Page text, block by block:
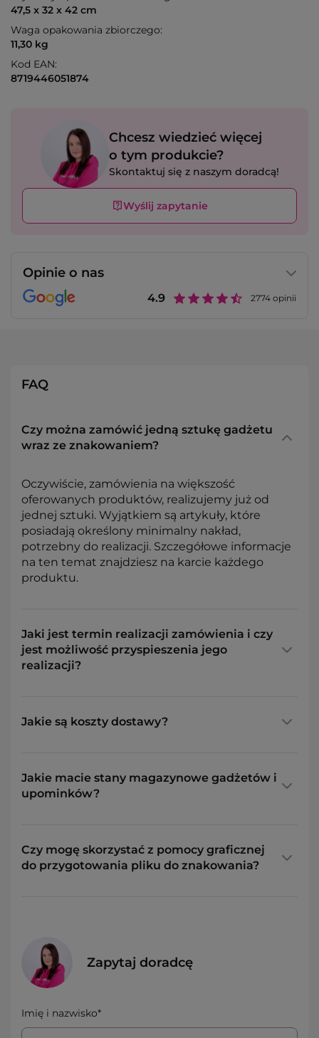
47,5 x 32 x 42 cm
Waga opakowania zbiorczego:
11,30 kg
Kod EAN:
8719446051874
Chcesz wiedzieć więcej
o tym produkcie?
Skontaktuj się z naszym doradcą!
Wyślij zapytanie
Opinie o nas
4.9 2774 opinii
FAQ
Czy można zamówić jedną sztukę gadżetu
wraz ze znakowaniem?
Oczywiście, zamówienia na większość
oferowanych produktów, realizujemy już od
jednej sztuki. Wyjątkiem są artykuły, które
posiadają określony minimalny nakład,
potrzebny do realizacji. Szczegółowe informacje
na ten temat znajdziesz na karcie każdego
produktu.
Jaki jest termin realizacji zamówienia i czy
jest możliwość przyspieszenia jego
realizacji?
Jakie są koszty dostawy?
Jakie macie stany magazynowe gadżetów i
upominków?
Czy mogę skorzystać z pomocy graficznej
do przygotowania pliku do znakowania?
Zapytaj doradcę
Imię i nazwisko*